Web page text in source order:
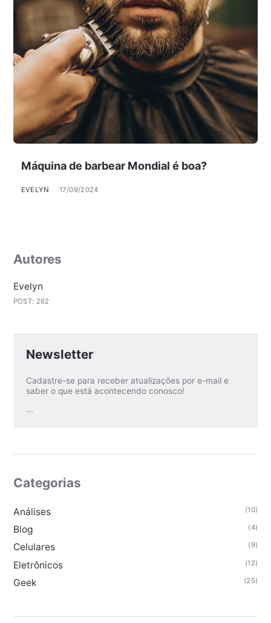
Máquina de barbear Mondial é boa?
EVELYN 17/09/2024
Autores
Evelyn
POST: 262
Newsletter
Cadastre-se para receber atualizações por e-mail e
saber o que está acontecendo conosco!
...
Categorias
Análises (10)
Blog (4)
Celulares (9)
Eletrônicos (12)
Geek (25)